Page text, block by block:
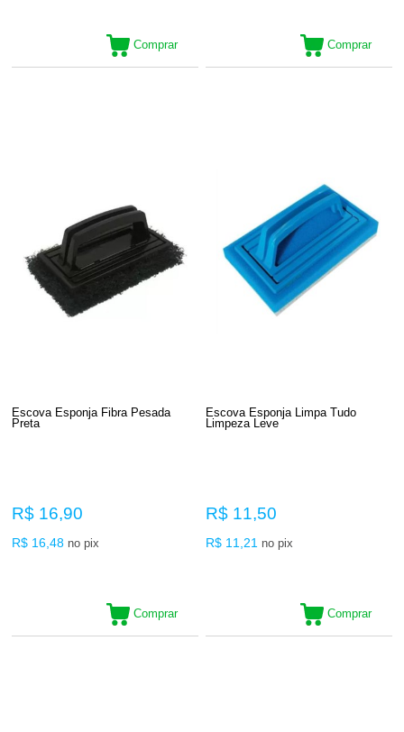
Comprar Comprar
Escova Esponja Fibra Pesada
Preta
R$ 16,90
R$ 16,48 no pix
Comprar
Escova Esponja Limpa Tudo
Limpeza Leve
R$ 11,50
R$ 11,21 no pix
Comprar